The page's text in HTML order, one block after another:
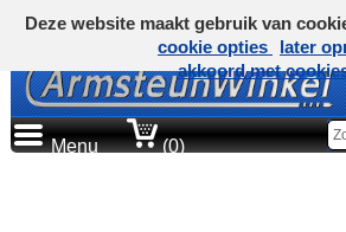
Menu (0)
Deze website maakt gebruik van
cookie opties
later
akkoord met